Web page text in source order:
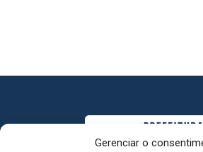
Gerenciar o